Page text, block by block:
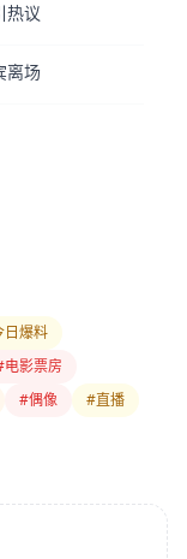
热议
离场
日爆料
电影票房
#偶像
#直播